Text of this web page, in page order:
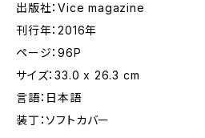
出版社：Vice magazine
刊行年：2016年
ページ：96P
サイズ：33.0 x 26.3 cm
言語：日本語
装丁：ソフトカバー